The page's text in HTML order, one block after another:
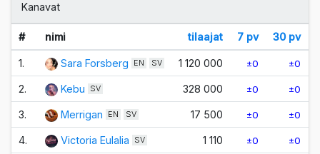
Kanavat
# nimi tilaajat 7 pv 30 pv
1. Sara Forsberg EN SV 1 120 000 ±0 ±0
2. Kebu SV 328 000 ±0 ±0
3. Merrigan EN SV 17 500 ±0 ±0
4. Victoria Eulalia SV 1 110 ±0 ±0